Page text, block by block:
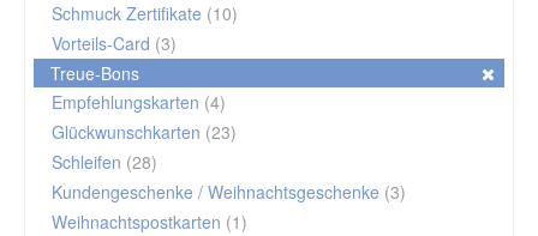
Schmuck Zertifikate (10)
Vorteils-Card (3)
Treue-Bons
Empfehlungskarten (4)
Glückwunschkarten (23)
Schleifen (28)
Kundengeschenke / Weihnachtsgeschenke (3)
Weihnachtspostkarten (1)